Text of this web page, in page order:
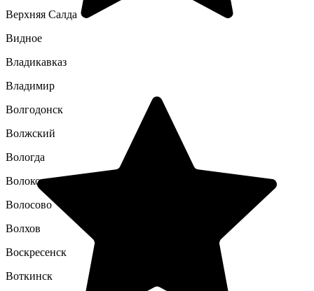
Верхняя Салда
Видное
Владикавказ
Владимир
Волгодонск
Волжский
Вологда
Волоколамск
Волосово
Волхов
Воскресенск
Воткинск